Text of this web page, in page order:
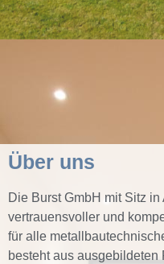
Über uns
Die Burst GmbH mit Sitz in
vertrauensvoller und
für alle
besteht aus ausgebildeten